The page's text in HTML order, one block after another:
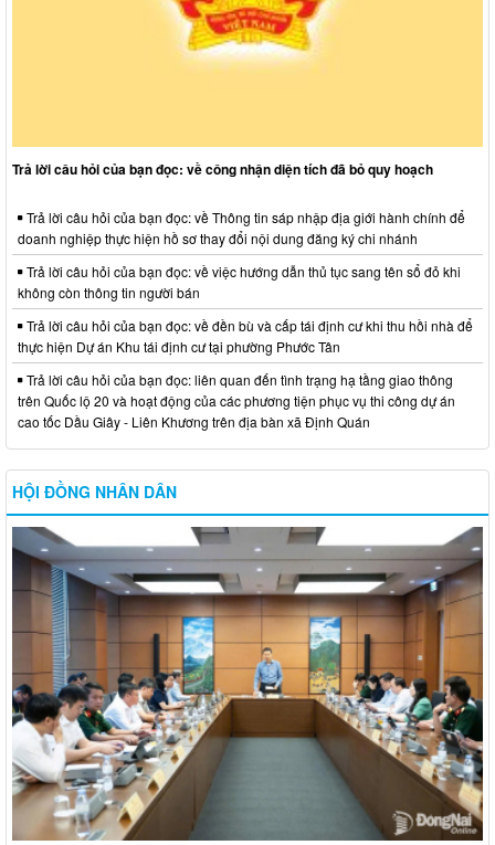
Trả lời câu hỏi của bạn đọc: về công nhận diện tích đã bỏ quy hoạch
Trả lời câu hỏi của bạn đọc: về Thông tin sáp nhập địa giới hành chính để
doanh nghiệp thực hiện hồ sơ thay đổi nội dung đăng ký chi nhánh
Trả lời câu hỏi của bạn đọc: về việc hướng dẫn thủ tục sang tên sổ đỏ khi
không còn thông tin người bán
Trả lời câu hỏi của bạn đọc: về đền bù và cấp tái định cư khi thu hồi nhà để
thực hiện Dự án Khu tái định cư tại phường Phước Tân
Trả lời câu hỏi của bạn đọc: liên quan đến tình trạng hạ tầng giao thông
trên Quốc lộ 20 và hoạt động của các phương tiện phục vụ thi công dự án
cao tốc Dầu Giây - Liên Khương trên địa bàn xã Định Quán
HỘI ĐỒNG NHÂN DÂN